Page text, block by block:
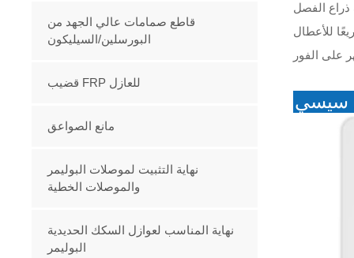
ذراع الفصل
للأعطال
سيسي
قاطع صمامات عالي الجهد من
البورسلين/السيليكون
قضيب FRP للعازل
مانع الصواعق
نهاية التثبيت لموصلات البوليمر
والموصلات الخطية
نهاية المناسب لعوازل السكك الحديدية
البوليمر